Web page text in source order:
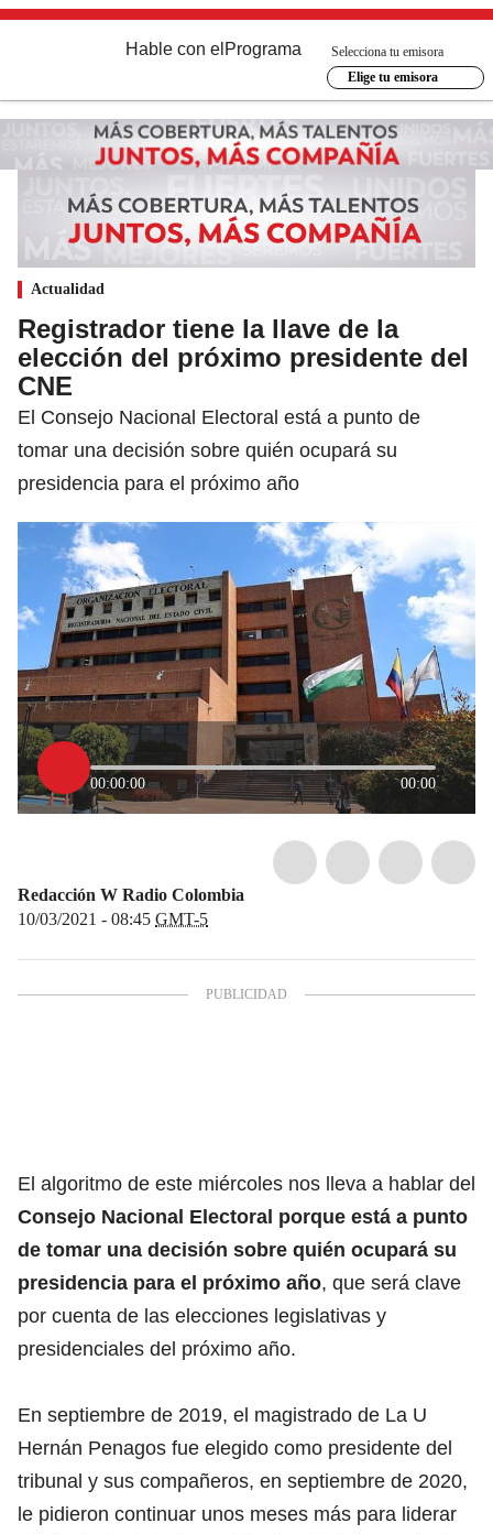
Hable con el Programa
Selecciona tu emisora
Elige tu emisora
Actualidad
Registrador tiene la llave de la
elección del próximo presidente del
CNE
El Consejo Nacional Electoral está a punto de
tomar una decisión sobre quién ocupará su
presidencia para el próximo año
00:00:00 00:00
Redacción W Radio Colombia
10/03/2021 - 08:45 GMT-5
El algoritmo de este miércoles nos lleva a hablar del
Consejo Nacional Electoral porque está a punto
de tomar una decisión sobre quién ocupará su
presidencia para el próximo año, que será clave
por cuenta de las elecciones legislativas y
presidenciales del próximo año.
En septiembre de 2019, el magistrado de La U
Hernán Penagos fue elegido como presidente del
tribunal y sus compañeros, en septiembre de 2020,
le pidieron continuar unos meses más para liderar